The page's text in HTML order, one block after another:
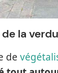
la
de